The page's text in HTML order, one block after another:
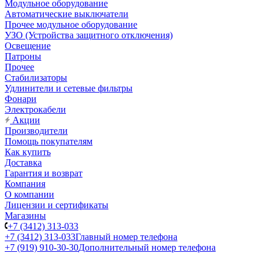
Модульное оборудование
Автоматические выключатели
Прочее модульное оборудование
УЗО (Устройства защитного отключения)
Освещение
Патроны
Прочее
Стабилизаторы
Удлинители и сетевые фильтры
Фонари
Электрокабели
Акции
Производители
Помощь покупателям
Как купить
Доставка
Гарантия и возврат
Компания
О компании
Лицензии и сертификаты
Магазины
+7 (3412) 313-033
+7 (3412) 313-033Главный номер телефона
+7 (919) 910-30-30Дополнительный номер телефона